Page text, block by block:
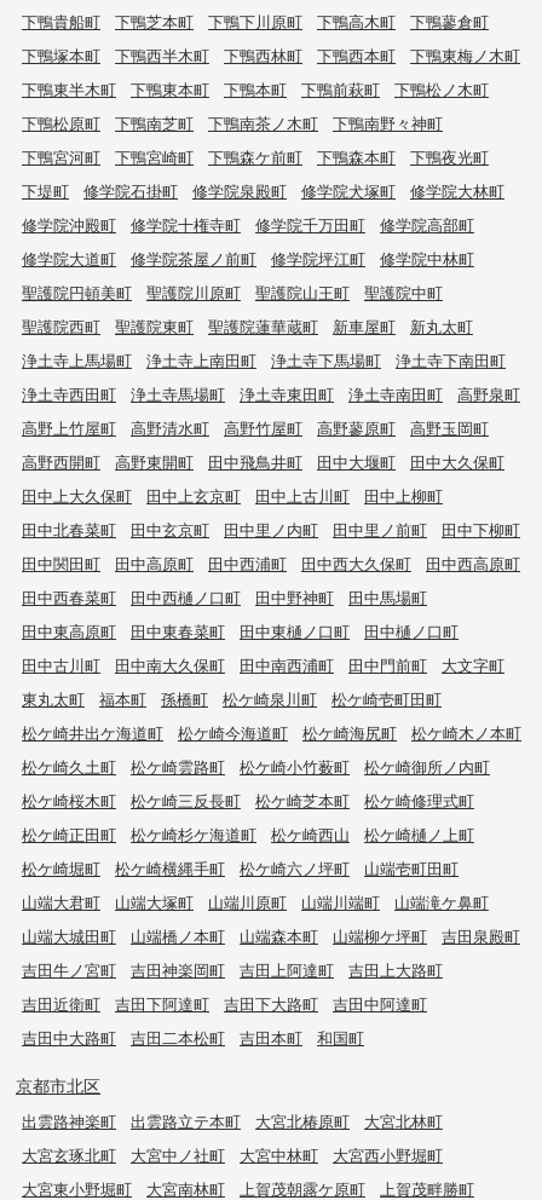
下鴨貴船町
下鴨芝本町 下鴨下川原町 下鴨高木町
下鴨蓼倉町
下鴨塚本町
下鴨西半木町 下鴨西林町 下鴨西本町
下鴨東梅ノ木町
下鴨東半木町
下鴨東本町 下鴨本町 下鴨前萩町
下鴨松ノ木町
下鴨松原町
下鴨南芝町 下鴨南茶ノ木町
下鴨南野々神町
下鴨宮河町
下鴨宮崎町 下鴨森ケ前町 下鴨森本町
下鴨夜光町
下堤町
修学院石掛町 修学院泉殿町 修学院犬塚町
修学院大林町
修学院沖殿町
修学院十権寺町 修学院千万田町
修学院高部町
修学院大道町
修学院茶屋ノ前町 修学院坪江町
修学院中林町
聖護院円頓美町
聖護院川原町 聖護院山王町
聖護院中町
聖護院西町
聖護院東町 聖護院蓮華蔵町 新車屋町
新丸太町
浄土寺上馬場町
浄土寺上南田町 浄土寺下馬場町
浄土寺下南田町
浄土寺西田町
浄土寺馬場町 浄土寺東田町 浄土寺南田町
高野泉町
高野上竹屋町
高野清水町 高野竹屋町 高野蓼原町
高野玉岡町
高野西開町
高野東開町 田中飛鳥井町 田中大堰町
田中大久保町
田中上大久保町
田中上玄京町 田中上古川町
田中上柳町
田中北春菜町
田中玄京町 田中里ノ内町 田中里ノ前町
田中下柳町
田中関田町
田中高原町 田中西浦町 田中西大久保町
田中西高原町
田中西春菜町
田中西樋ノ口町 田中野神町
田中馬場町
田中東高原町
田中東春菜町 田中東樋ノ口町
田中樋ノ口町
田中古川町
田中南大久保町 田中南西浦町 田中門前町
大文字町
東丸太町
福本町 孫橋町 松ケ崎泉川町
松ケ崎壱町田町
松ケ崎井出ケ海道町
松ケ崎今海道町 松ケ崎海尻町
松ケ崎木ノ本町
松ケ崎久土町
松ケ崎雲路町 松ケ崎小竹薮町
松ケ崎御所ノ内町
松ケ崎桜木町
松ケ崎三反長町 松ケ崎芝本町
松ケ崎修理式町
松ケ崎正田町
松ケ崎杉ケ海道町 松ケ崎西山
松ケ崎樋ノ上町
松ケ崎堀町
松ケ崎横縄手町 松ケ崎六ノ坪町
山端壱町田町
山端大君町
山端大塚町 山端川原町 山端川端町
山端滝ケ鼻町
山端大城田町
山端橋ノ本町 山端森本町 山端柳ケ坪町
吉田泉殿町
吉田牛ノ宮町
吉田神楽岡町 吉田上阿達町
吉田上大路町
吉田近衛町
吉田下阿達町 吉田下大路町
吉田中阿達町
吉田中大路町
吉田二本松町 吉田本町 和国町
京都市北区
出雲路神楽町 出雲路立テ本町 大宮北椿原町
大宮北林町
大宮玄琢北町
大宮中ノ社町 大宮中林町
大宮西小野堀町
大宮東小野堀町
大宮南林町 上賀茂朝露ケ原町
上賀茂畔勝町